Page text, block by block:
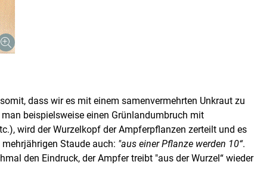
dass wir es mit einem samenvermehrten Unkraut zu
beispielsweise einen Grünlandumbruch mit
wird der Wurzelkopf der Ampferpflanzen zerteilt und es
Staude auch: "aus einer Pflanze werden 10“.
den Eindruck, der Ampfer treibt "aus der Wurzel“ wieder